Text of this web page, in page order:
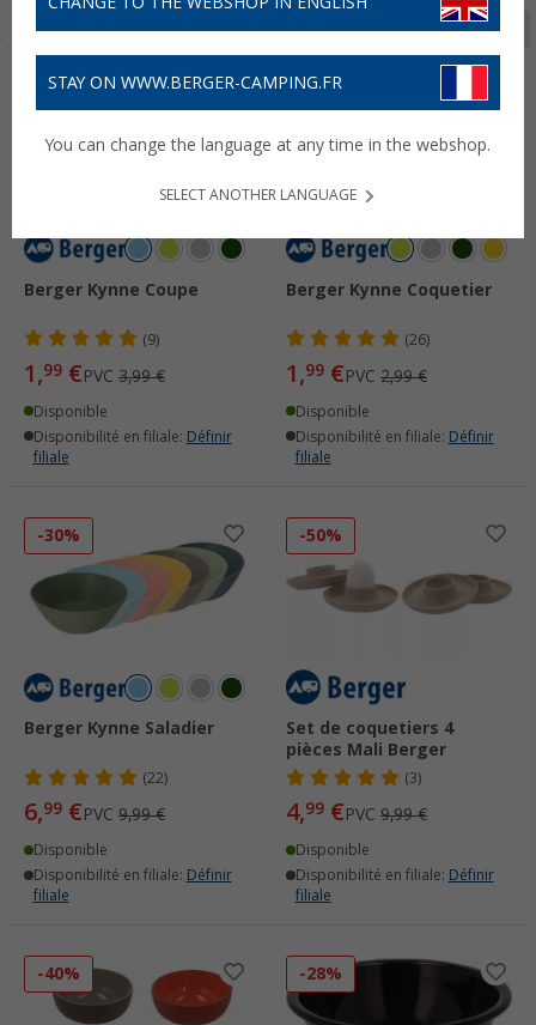
Page 1 de 3
Berger Kynne Coupe
(9)
1,99 €PVC 3,99 €
Disponible
Disponibilité en filiale: Définir
filiale
Berger Kynne Coquetier
(26)
1,99 €PVC 2,99 €
Disponible
Disponibilité en filiale: Définir
filiale
-30%
Berger Kynne Saladier
(22)
6,99 €PVC 9,99 €
Disponible
Disponibilité en filiale: Définir
filiale
-50%
Set de coquetiers 4
pièces Mali Berger
(3)
4,99 €PVC 9,99 €
Disponible
Disponibilité en filiale: Définir
filiale
-40% -28%
STAY ON WWW.BERGER-CAMPING.FR
You can change the language at any time in the webshop.
SELECT ANOTHER LANGUAGE